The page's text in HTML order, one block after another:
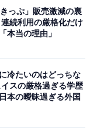
心感のある方だ
、「アナウンサ
性があり落ち着
／福岡県）とい
きっぷ」販売激減の裏
続利用の厳格化だけ
本当の理由」
に冷たいのはどっちな
スの厳格過ぎる学歴
本の曖昧過ぎる外国